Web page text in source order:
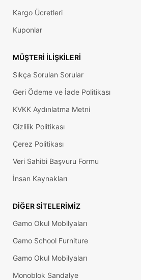
Kargo Ücretleri
Kuponlar
MÜŞTERI İLIŞKILERI
Sıkça Sorulan Sorular
Geri Ödeme ve İade Politikası
KVKK Aydınlatma Metni
Gizlilik Politikası
Çerez Politikası
Veri Sahibi Başvuru Formu
İnsan Kaynakları
DIĞER SITELERIMIZ
Gamo Okul Mobilyaları
Gamo School Furniture
Gamo Okul Mobilyaları
Monoblok Sandalye